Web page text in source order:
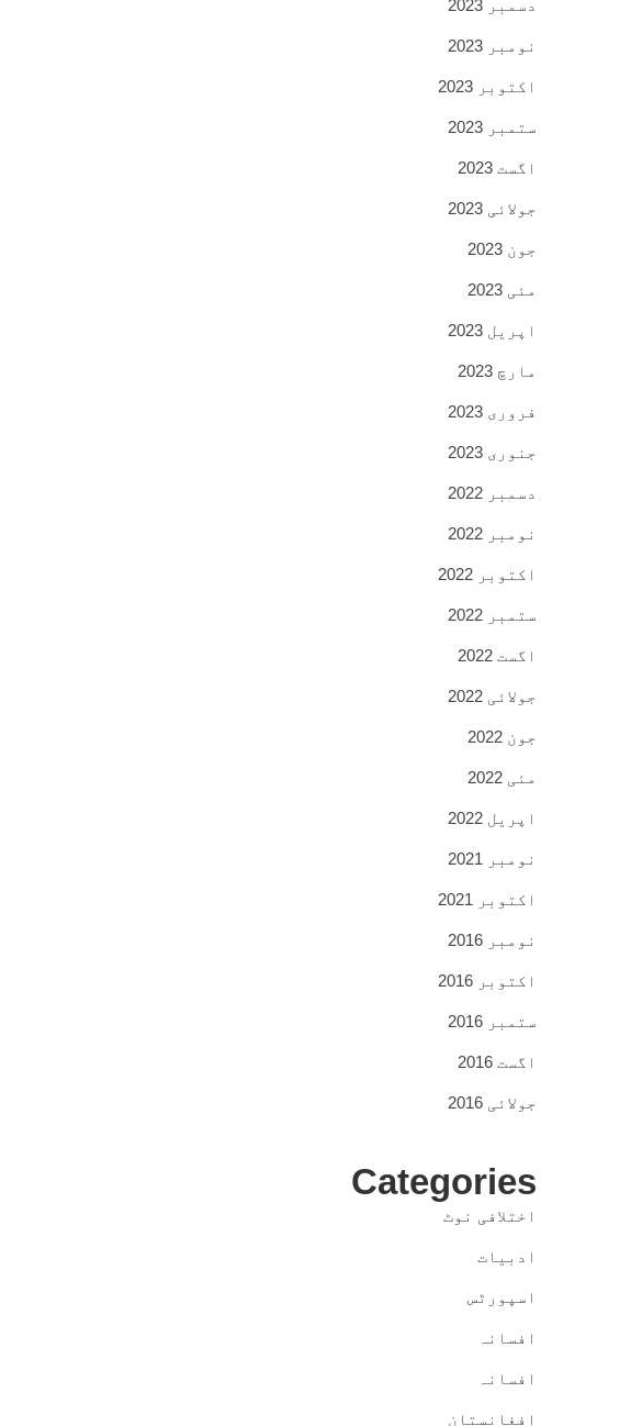
دسمبر 2023
نومبر 2023
اکتوبر 2023
ستمبر 2023
اگست 2023
جولائی 2023
جون 2023
مئی 2023
اپریل 2023
مارچ 2023
فروری 2023
جنوری 2023
دسمبر 2022
نومبر 2022
اکتوبر 2022
ستمبر 2022
اگست 2022
جولائی 2022
جون 2022
مئی 2022
اپریل 2022
نومبر 2021
اکتوبر 2021
نومبر 2016
اکتوبر 2016
ستمبر 2016
اگست 2016
جولائی 2016
Categories
اختلافی نوٹ
ادبیات
اسپورٹس
افسانہ
افسانہ
افغانستان